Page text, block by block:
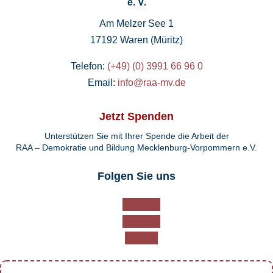
e. V.
Am Melzer See 1
17192 Waren (Müritz)
Telefon: (+49) (0) 3991 66 96 0
Email: info@raa-mv.de
Jetzt Spenden
Unterstützen Sie mit Ihrer Spende die Arbeit der
RAA – Demokratie und Bildung Mecklenburg-Vorpommern e.V.
Folgen Sie uns